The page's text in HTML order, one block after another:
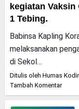
kegiatan Vaksin
1 Tebing.
Babinsa Kapling
melaksanakan
di Sekol…
Ditulis oleh Humas
Tambah Komentar